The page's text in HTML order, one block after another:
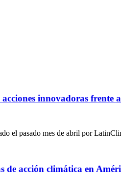
innovadoras
el pasado mes de abril por
de acción climática en